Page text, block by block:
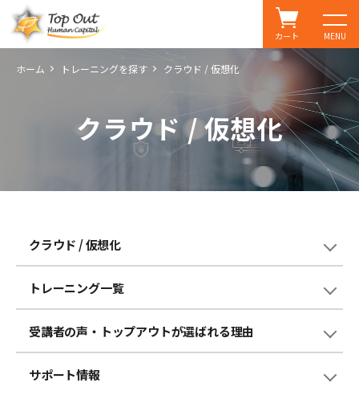
MENU
カート
ホーム トレーニングを探す クラウド / 仮想化
クラウド / 仮想化
クラウド / 仮想化
トレーニング一覧
受講者の声・ トップアウトが選ばれる理由
サポート情報